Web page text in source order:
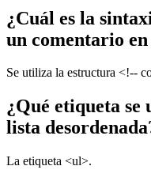
¿Cuál es la
un comentario
Se utiliza la estructura <!--
¿Qué etiqueta
lista
La etiqueta <ul>.